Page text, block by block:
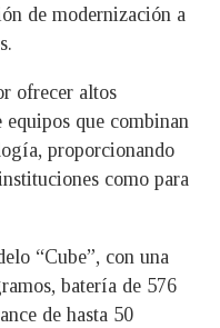
de modernización a
ofrecer altos
equipos que combinan
proporcionando
como para
“Cube”, con una
batería de 576
de hasta 50